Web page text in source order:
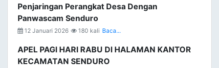
Penjaringan Perangkat Desa Dengan
Panwascam Senduro
12 Januari 2026 180 kali Baca...
APEL PAGI HARI RABU DI HALAMAN KANTOR
KECAMATAN SENDURO